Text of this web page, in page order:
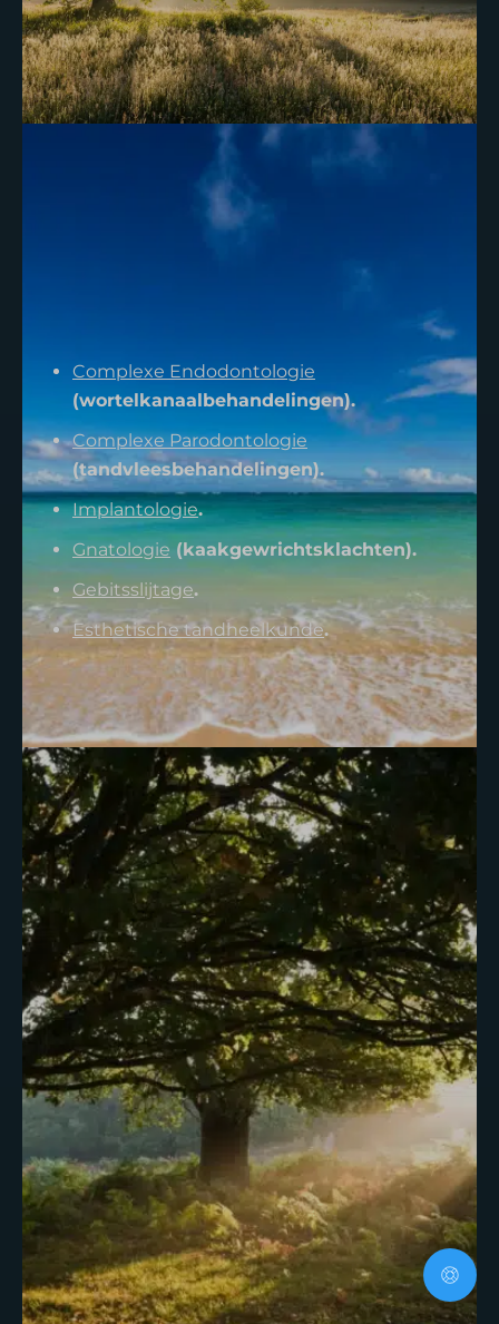
Complexe Endodontologie
(wortelkanaalbehandelingen).
Complexe Parodontologie
(tandvleesbehandelingen).
Implantologie.
Gnatologie (kaakgewrichtsklachten).
Gebitsslijtage.
Esthetische tandheelkunde.